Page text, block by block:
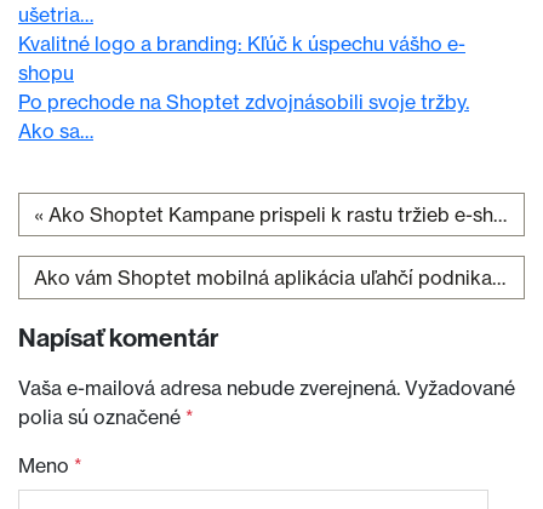
ušetria…
Kvalitné logo a branding: Kľúč k úspechu vášho e-
shopu
Po prechode na Shoptet zdvojnásobili svoje tržby.
Ako sa…
Navigácia v článku
« Ako Shoptet Kampane prispeli k rastu tržieb e-shopu vikio.cz a pomohli zefektívniť jeho marketing
Ako vám Shoptet mobilná aplikácia uľahčí podnikanie?
Napísať komentár
Vaša e-mailová adresa nebude zverejnená. Vyžadované
polia sú označené *
Meno *